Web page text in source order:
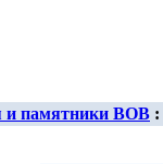
и памятники ВОВ :